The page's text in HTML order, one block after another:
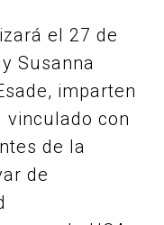
el 27 de
Susanna
imparten
con
de la
de